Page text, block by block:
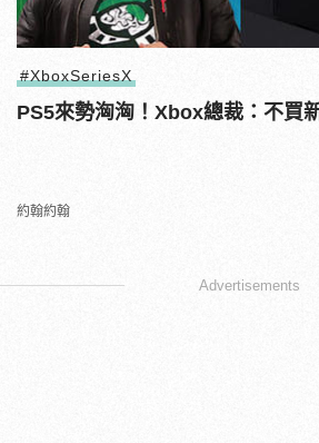
#XboxSeriesX
PS5來勢洶洶！Xbox總裁：不買
約翰約翰
Advertisements